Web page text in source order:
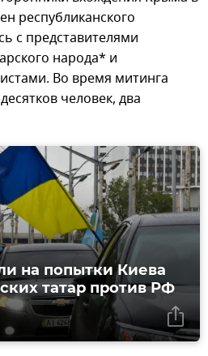
республиканского
с представителями
народа* и
Во время митинга
человек, два
на попытки Киева
татар против РФ